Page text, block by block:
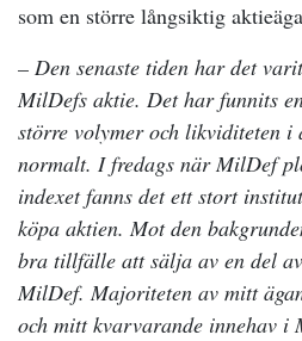
som en större långsiktig
– Den senaste tiden har det
MilDefs aktie. Det har funnits
större volymer och likviditeten
normalt. I fredags när MilDef
indexet fanns det ett stort
köpa aktien. Mot den
bra tillfälle att sälja av en del
MilDef. Majoriteten av mitt
och mitt kvarvarande innehav